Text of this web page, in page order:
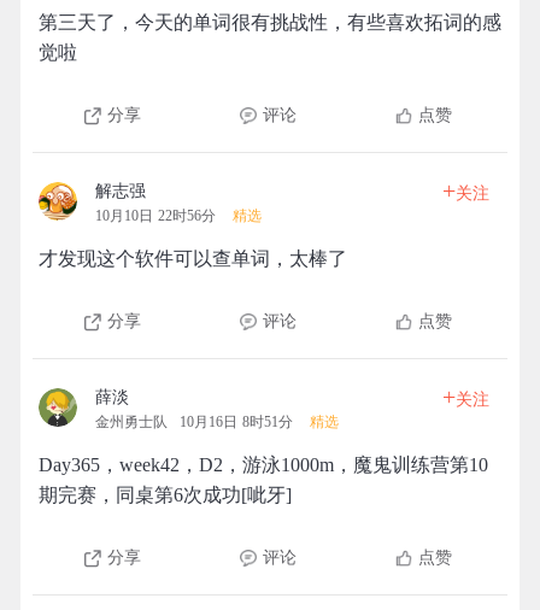
第三天了，今天的单词很有挑战性，有些喜欢拓词的感
觉啦
分享 评论 点赞
解志强
10月10日 22时56分 精选
+关注
才发现这个软件可以查单词，太棒了
分享 评论 点赞
薛淡
金州勇士队 10月16日 8时51分 精选
+关注
Day365，week42，D2，游泳1000m，魔鬼训练营第10
期完赛，同桌第6次成功[呲牙]
分享 评论 点赞